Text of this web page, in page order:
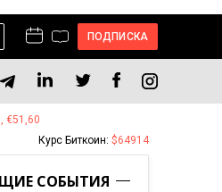
ПОДПИСКА
€51,60
Курс Биткоин: $64914
СОБЫТИЯ